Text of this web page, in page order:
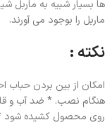
ها بسیار شبیه به ماربل
ماربل را بوجود می آورند.
نکته :
امکان از بین بردن حباب
هنگام نصب. * ضد آب و
روی محصول کشیده شود *